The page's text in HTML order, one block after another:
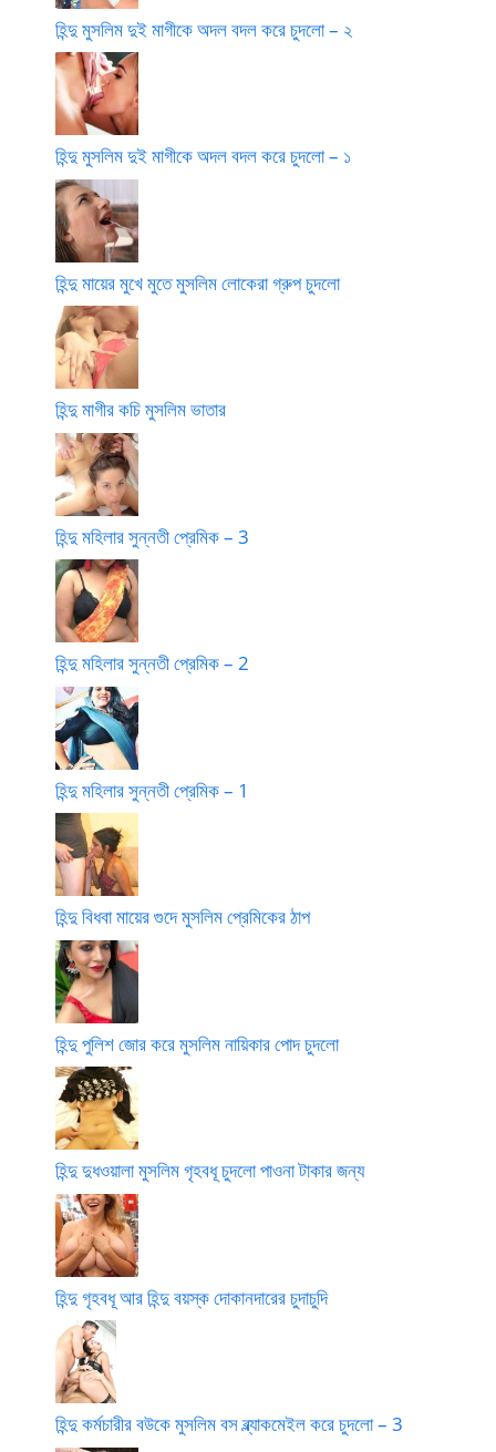
হিন্দু মুসলিম দুই মাগীকে অদল বদল করে চুদলো – ২
হিন্দু মুসলিম দুই মাগীকে অদল বদল করে চুদলো – ১
হিন্দু মায়ের মুখে মুতে মুসলিম লোকেরা গ্রুপ চুদলো
হিন্দু মাগীর কচি মুসলিম ভাতার
হিন্দু মহিলার সুন্নতী প্রেমিক – 3
হিন্দু মহিলার সুন্নতী প্রেমিক – 2
হিন্দু মহিলার সুন্নতী প্রেমিক – 1
হিন্দু বিধবা মায়ের গুদে মুসলিম প্রেমিকের ঠাপ
হিন্দু পুলিশ জোর করে মুসলিম নায়িকার পোদ চুদলো
হিন্দু দুধওয়ালা মুসলিম গৃহবধূ চুদলো পাওনা টাকার জন্য
হিন্দু গৃহবধূ আর হিন্দু বয়স্ক দোকানদারের চুদাচুদি
হিন্দু কর্মচারীর বউকে মুসলিম বস ব্ল্যাকমেইল করে চুদলো – 3